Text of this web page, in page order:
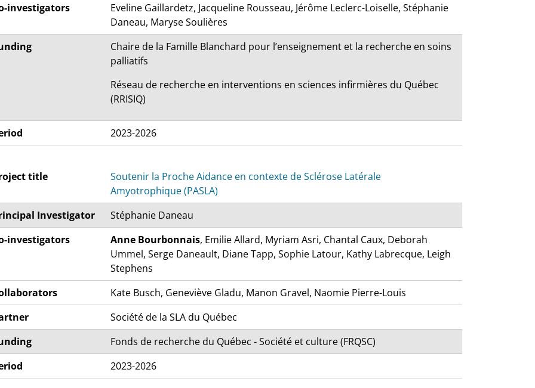
investigators
Eveline Gaillardetz, Jacqueline Rousseau, Jérôme Leclerc-Loiselle, Stéphanie
Daneau, Maryse Soulières
Chaire de la Famille Blanchard pour l’enseignement et la recherche en soins
palliatifs
Réseau de recherche en interventions en sciences infirmières du Québec
(RRISIQ)
2023-2026
title
Soutenir la Proche Aidance en contexte de Sclérose Latérale
Amyotrophique (PASLA)
Investigator
Stéphanie Daneau
investigators
Anne Bourbonnais, Emilie Allard, Myriam Asri, Chantal Caux, Deborah
Ummel, Serge Daneault, Diane Tapp, Sophie Latour, Kathy Labrecque, Leigh
Stephens
Kate Busch, Geneviève Gladu, Manon Gravel, Naomie Pierre-Louis
Société de la SLA du Québec
Fonds de recherche du Québec - Société et culture (FRQSC)
2023-2026